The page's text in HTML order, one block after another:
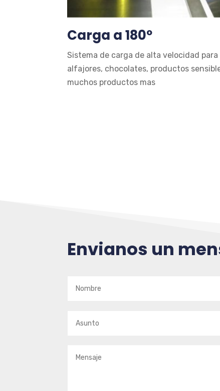
Carga a 180º
Sistema de carga de alta velocidad para
alfajores, chocolates, productos
muchos productos mas
Envianos un